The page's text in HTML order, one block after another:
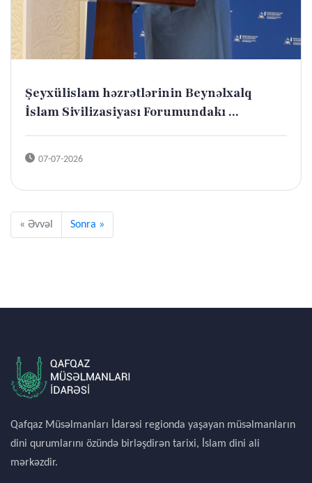
Şeyxülislam həzrətlərinin Beynəlxalq
İslam Sivilizasiyası Forumundakı ...
07-07-2026
« Əvvəl Sonra »
Qafqaz Müsəlmanları İdarəsi regionda yaşayan müsəlmanların
dini qurumlarını özündə birləşdirən tarixi, İslam dini ali
mərkəzdir.